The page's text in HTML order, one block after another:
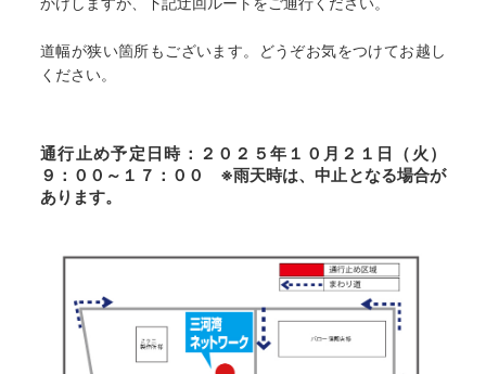
道幅が狭い箇所もございます。どうぞお気をつけてお越し
ください。
通行止め予定日時：２０２５年１０月２１日（火）
９：００～１７：００ ※雨天時は、中止となる場合が
あります。